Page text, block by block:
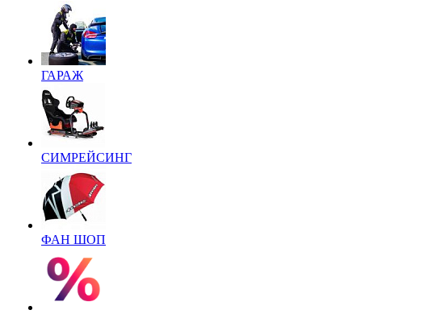
ГАРАЖ
СИМРЕЙСИНГ
ФАН ШОП